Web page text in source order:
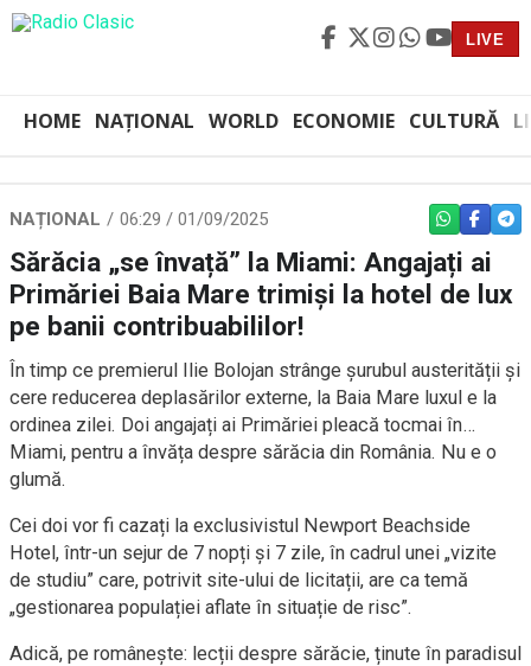
LIVE
HOME NAȚIONAL WORLD ECONOMIE CULTURĂ
NAȚIONAL 06:29 / 01/09/2025 WHATSAPP
Sărăcia „se învață” la Miami: Angajați ai
Primăriei Baia Mare trimiși la hotel de lux
pe banii contribuabililor!
În timp ce premierul Ilie Bolojan strânge șurubul austerității și
cere reducerea deplasărilor externe, la Baia Mare luxul e la
ordinea zilei. Doi angajați ai Primăriei pleacă tocmai în…
Miami, pentru a învăța despre sărăcia din România. Nu e o
glumă.
Cei doi vor fi cazați la exclusivistul Newport Beachside
Hotel, într-un sejur de 7 nopți și 7 zile, în cadrul unei „vizite
de studiu” care, potrivit site-ului de licitații, are ca temă
„gestionarea populației aflate în situație de risc”.
Adică, pe românește: lecții despre sărăcie, ținute în paradisul